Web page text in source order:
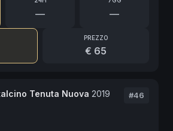
— —
PREZZO
€ 65
Tenuta Nuova 2019
#46